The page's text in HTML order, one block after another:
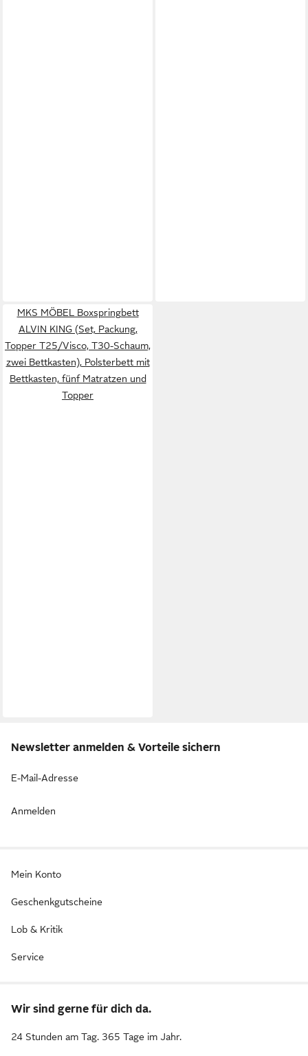
MKS MÖBEL Boxspringbett
ALVIN KING (Set, Packung,
Topper T25/Visco, T30-Schaum,
zwei Bettkasten), Polsterbett mit
Bettkasten, fünf Matratzen und
Topper
Newsletter anmelden & Vorteile sichern
E-Mail-Adresse
Anmelden
Mein Konto
Geschenkgutscheine
Lob & Kritik
Service
Wir sind gerne für dich da.
24 Stunden am Tag. 365 Tage im Jahr.